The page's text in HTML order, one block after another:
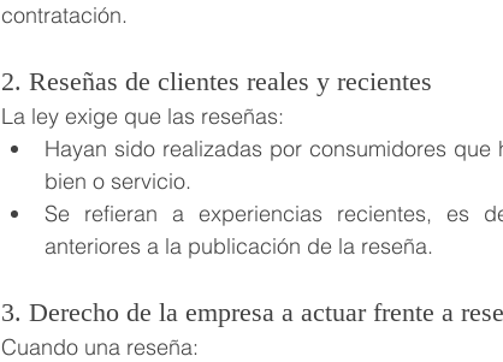
contratación.
2. Reseñas de clientes reales y recientes
La ley exige que las reseñas:
Hayan sido realizadas por consumidores
bien o servicio.
Se refieran a experiencias recientes, es
anteriores a la publicación de la reseña.
3. Derecho de la empresa a actuar frente a
Cuando una reseña: